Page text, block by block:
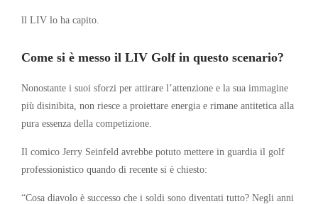
ll LIV lo ha capito.
Come si è messo il LIV Golf in questo scenario?
Nonostante i suoi sforzi per attirare l’attenzione e la sua immagine
più disinibita, non riesce a proiettare energia e rimane antitetica alla
pura essenza della competizione.
Il comico Jerry Seinfeld avrebbe potuto mettere in guardia il golf
professionistico quando di recente si è chiesto:
“Cosa diavolo è successo che i soldi sono diventati tutto? Negli anni